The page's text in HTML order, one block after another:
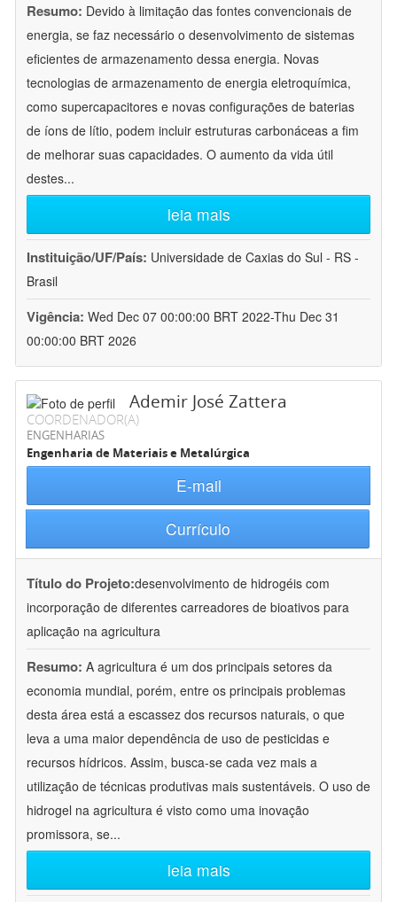
Resumo: Devido à limitação das fontes convencionais de
energia, se faz necessário o desenvolvimento de sistemas
eficientes de armazenamento dessa energia. Novas
tecnologias de armazenamento de energia eletroquímica,
como supercapacitores e novas configurações de baterias
de íons de lítio, podem incluir estruturas carbonáceas a fim
de melhorar suas capacidades. O aumento da vida útil
destes...
leia mais
Instituição/UF/País: Universidade de Caxias do Sul - RS -
Brasil
Vigência: Wed Dec 07 00:00:00 BRT 2022-Thu Dec 31
00:00:00 BRT 2026
Ademir José Zattera
COORDENADOR(A)
ENGENHARIAS
Engenharia de Materiais e Metalúrgica
E-mail
Currículo
Título do Projeto:desenvolvimento de hidrogéis com
incorporação de diferentes carreadores de bioativos para
aplicação na agricultura
Resumo: A agricultura é um dos principais setores da
economia mundial, porém, entre os principais problemas
desta área está a escassez dos recursos naturais, o que
leva a uma maior dependência de uso de pesticidas e
recursos hídricos. Assim, busca-se cada vez mais a
utilização de técnicas produtivas mais sustentáveis. O uso de
hidrogel na agricultura é visto como uma inovação
promissora, se...
leia mais